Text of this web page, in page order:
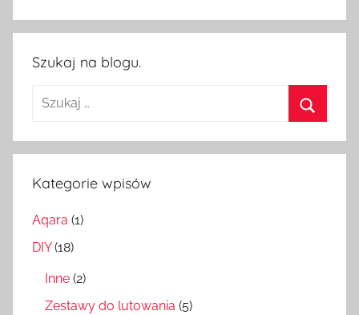
i
Szukaj na blogu.
Szukaj:
Kategorie wpisów
Aqara (1)
DIY(18)
Inne (2)
Zestawy do lutowania (5)